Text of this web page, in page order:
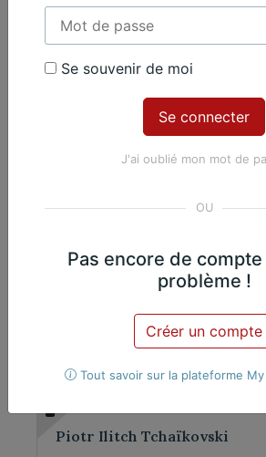
Contenu
Accédez à tout le
Premium en illimité
Œuvres du même
compositeur​
Piotr Ilitch Tchaïkovski
Se souvenir de moi
J'ai oublié mon mot de
Pas encore de compte
problème !
Créer un compte
Tout savoir sur la plateforme